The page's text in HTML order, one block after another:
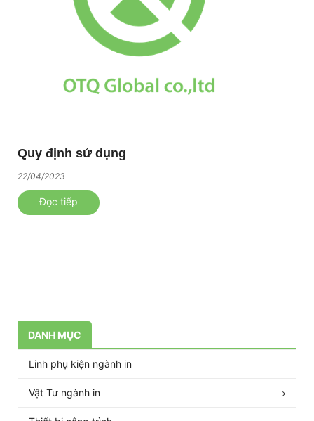
Quy định sử dụng
22/04/2023
Đọc tiếp
DANH MỤC
Linh phụ kiện ngành in
Vật Tư ngành in